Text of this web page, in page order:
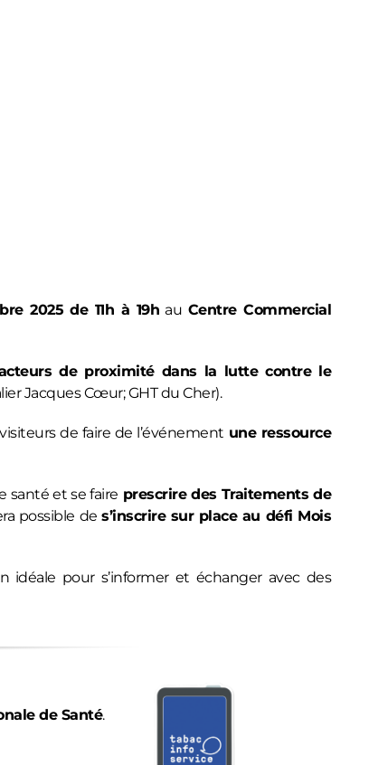
2025 de 11h à 19h au Centre Commercial
de proximité dans la lutte contre le
Jacques Cœur;GHT du Cher).
de faire de l’événement une ressource
santé et se faire prescrire des Traitements de
possible des’inscrire sur place au défi Mois
idéale pour s’informer et échanger avec des
de Santé.